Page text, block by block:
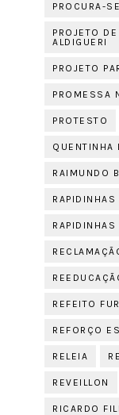
PROCURA-SE
PROJETO
ALDIGUERI
PROJETO
PROMESSA
PROTESTO
QUENTINHA
RAIMUNDO
REFEITO
REFORÇO
RELEIA
REVEILLON
RICARDO